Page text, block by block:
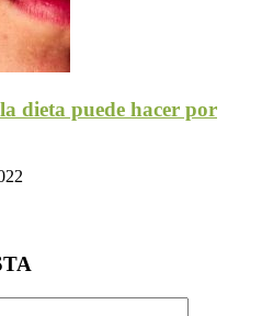
dieta puede hacer por